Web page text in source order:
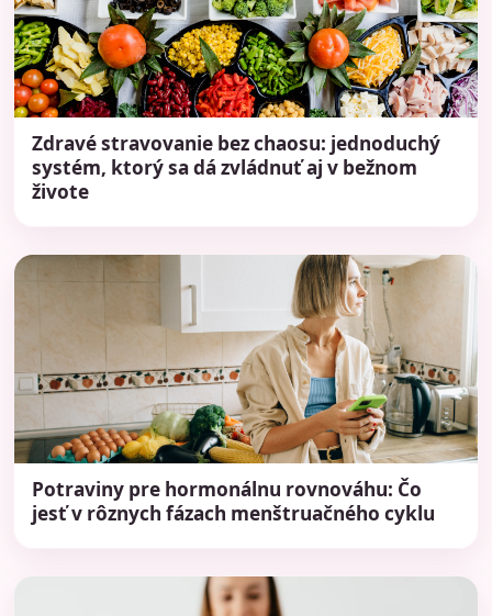
Zdravé stravovanie bez chaosu: jednoduchý
systém, ktorý sa dá zvládnuť aj v bežnom
živote
Potraviny pre hormonálnu rovnováhu: Čo
jesť v rôznych fázach menštruačného cyklu